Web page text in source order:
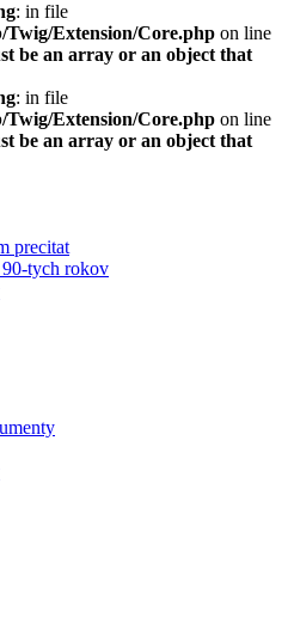
: in file
Extension/Core.php on line
be an array or an object that
: in file
Extension/Core.php on line
be an array or an object that
precitat
tych rokov